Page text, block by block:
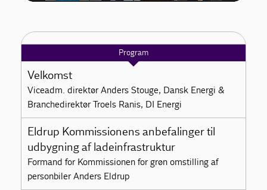
Program
Velkomst
Viceadm. direktør Anders Stouge, Dansk Energi &
Branchedirektør Troels Ranis, DI Energi
Eldrup Kommissionens anbefalinger til
udbygning af ladeinfrastruktur
Formand for Kommissionen for grøn omstilling af
personbiler Anders Eldrup